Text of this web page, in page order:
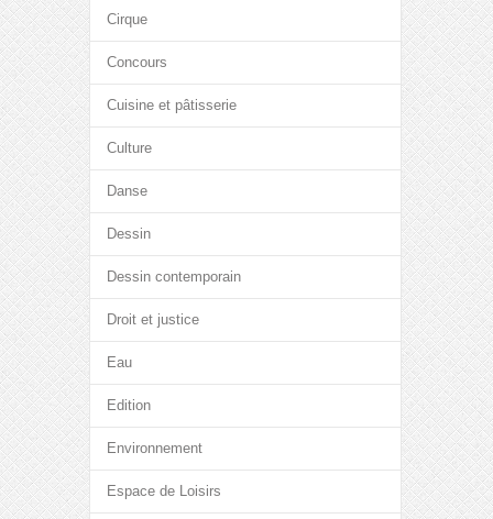
Cirque
Concours
Cuisine et pâtisserie
Culture
Danse
Dessin
Dessin contemporain
Droit et justice
Eau
Edition
Environnement
Espace de Loisirs